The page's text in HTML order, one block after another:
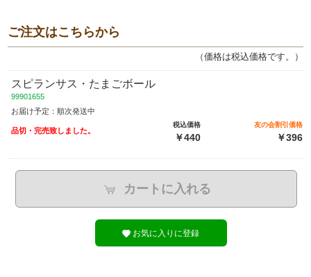
ご注文はこちらから
（価格は税込価格です。）
スピランサス・たまごボール
99901655
お届け予定：順次発送中
品切・完売致しました。
税込価格
￥440
友の会割引価格
￥396
カートに入れる
お気に入りに登録